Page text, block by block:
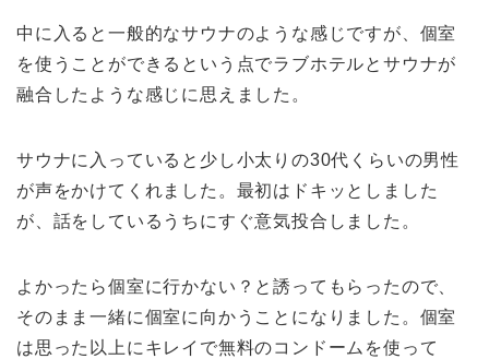
中に入ると一般的なサウナのような感じですが、個室
を使うことができるという点でラブホテルとサウナが
融合したような感じに思えました。
サウナに入っていると少し小太りの30代くらいの男性
が声をかけてくれました。最初はドキッとしました
が、話をしているうちにすぐ意気投合しました。
よかったら個室に行かない？と誘ってもらったので、
そのまま一緒に個室に向かうことになりました。個室
は思った以上にキレイで無料のコンドームを使って